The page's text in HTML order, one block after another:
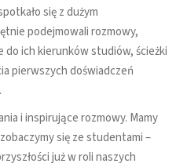
się z dużym
podejmowali rozmowy,
ich kierunków studiów, ścieżki
pierwszych doświadczeń
i inspirujące rozmowy. Mamy
się ze studentami –
już w roli naszych